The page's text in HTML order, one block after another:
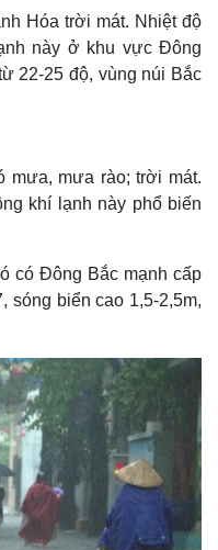
Hóa trời mát. Nhiệt độ
này ở khu vực Đông
22-25 độ, vùng núi Bắc
mưa, mưa rào; trời mát.
khí lạnh này phổ biến
có Đông Bắc mạnh cấp
sóng biển cao 1,5-2,5m,